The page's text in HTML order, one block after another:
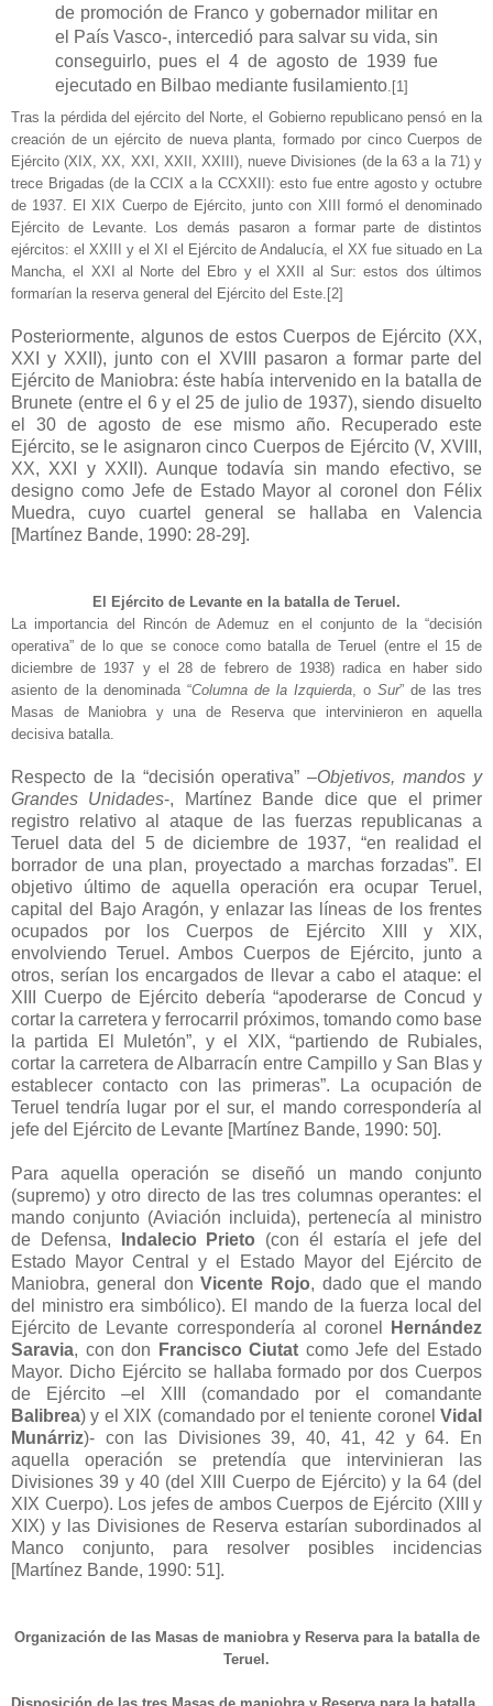
de promoción de Franco y gobernador militar en
el País Vasco-, intercedió para salvar su vida, sin
conseguirlo, pues el 4 de agosto de 1939 fue
ejecutado en Bilbao mediante fusilamiento. [1]
Tras la pérdida del ejército del Norte, el Gobierno republicano pensó en la
creación de un ejército de nueva planta, formado por cinco Cuerpos de
Ejército (XIX, XX, XXI, XXII, XXIII), nueve Divisiones (de la 63 a la 71) y
trece Brigadas (de la CCIX a la CCXXII): esto fue entre agosto y octubre
de 1937. El XIX Cuerpo de Ejército, junto con XIII formó el denominado
Ejército de Levante. Los demás pasaron a formar parte de distintos
ejércitos: el XXIII y el XI el Ejército de Andalucía, el XX fue situado en La
Mancha, el XXI al Norte del Ebro y el XXII al Sur: estos dos últimos
formarían la reserva general del Ejército del Este. [2]
Posteriormente, algunos de estos Cuerpos de Ejército (XX,
XXI y XXII), junto con el XVIII pasaron a formar parte del
Ejército de Maniobra: éste había intervenido en la batalla de
Brunete (entre el 6 y el 25 de julio de 1937), siendo disuelto
el 30 de agosto de ese mismo año. Recuperado este
Ejército, se le asignaron cinco Cuerpos de Ejército (V, XVIII,
XX, XXI y XXII). Aunque todavía sin mando efectivo, se
designo como Jefe de Estado Mayor al coronel don Félix
Muedra, cuyo cuartel general se hallaba en Valencia
[Martínez Bande, 1990: 28-29].
El Ejército de Levante en la batalla de Teruel.
La importancia del Rincón de Ademuz en el conjunto de la “decisión
operativa” de lo que se conoce como batalla de Teruel (entre el 15 de
diciembre de 1937 y el 28 de febrero de 1938) radica en haber sido
asiento de la denominada “Columna de la Izquierda, o Sur” de las tres
Masas de Maniobra y una de Reserva que intervinieron en aquella
decisiva batalla.
Respecto de la “decisión operativa” –Objetivos, mandos y
Grandes Unidades-, Martínez Bande dice que el primer
registro relativo al ataque de las fuerzas republicanas a
Teruel data del 5 de diciembre de 1937, “en realidad el
borrador de una plan, proyectado a marchas forzadas”. El
objetivo último de aquella operación era ocupar Teruel,
capital del Bajo Aragón, y enlazar las líneas de los frentes
ocupados por los Cuerpos de Ejército XIII y XIX,
envolviendo Teruel. Ambos Cuerpos de Ejército, junto a
otros, serían los encargados de llevar a cabo el ataque: el
XIII Cuerpo de Ejército debería “apoderarse de Concud y
cortar la carretera y ferrocarril próximos, tomando como base
la partida El Muletón”, y el XIX, “partiendo de Rubiales,
cortar la carretera de Albarracín entre Campillo y San Blas y
establecer contacto con las primeras”. La ocupación de
Teruel tendría lugar por el sur, el mando correspondería al
jefe del Ejército de Levante [Martínez Bande, 1990: 50].
Para aquella operación se diseñó un mando conjunto
(supremo) y otro directo de las tres columnas operantes: el
mando conjunto (Aviación incluida), pertenecía al ministro
de Defensa,
Indalecio Prieto (con él estaría el jefe del
Estado Mayor Central y el Estado Mayor del Ejército de
Maniobra, general donVicente Rojo, dado que el mando
del ministro era simbólico). El mando de la fuerza local del
Ejército de Levante correspondería al coronel
Hernández
Saravia, con don Francisco Ciutat como Jefe del Estado
Mayor. Dicho Ejército se hallaba formado por dos Cuerpos
de Ejército –el XIII (comandado por el comandante
Balibrea) y el XIX (comandado por el teniente coronel Vidal
Munárriz)- con las Divisiones 39, 40, 41, 42 y 64. En
aquella operación se pretendía que intervinieran las
Divisiones 39 y 40 (del XIII Cuerpo de Ejército) y la 64 (del
XIX Cuerpo). Los jefes de ambos Cuerpos de Ejército (XIII y
XIX) y las Divisiones de Reserva estarían subordinados al
Manco conjunto, para resolver posibles incidencias
[Martínez Bande, 1990: 51].
Organización de las Masas de maniobra y Reserva para la batalla de
Teruel.